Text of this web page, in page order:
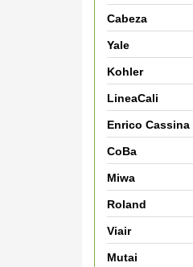
Cabeza
Yale
Kohler
LineaCali
Enrico Cassina
CoBa
Miwa
Roland
Viair
Mutai